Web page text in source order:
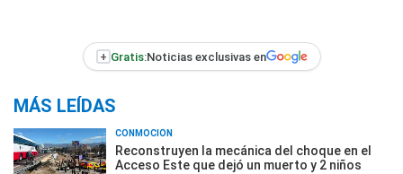
+ Gratis:Noticias exclusivas en
MÁS LEÍDAS
CONMOCIÓN
Reconstruyen la mecánica del choque en el
Acceso Este que dejó un muerto y 2 niños